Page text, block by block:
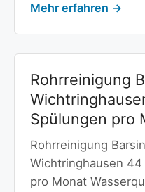
Mehr erfahren →
Rohrreinigung
Spülungen pro
Rohrreinigung
Wichtringhausen
pro Monat